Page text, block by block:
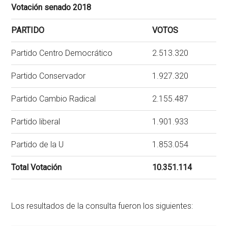
Votación senado 2018
PARTIDO VOTOS
Partido Centro Democrático 2.513.320
Partido Conservador 1.927.320
Partido Cambio Radical 2.155.487
Partido liberal 1.901.933
Partido de la U 1.853.054
Total Votación 10.351.114
Los resultados de la consulta fueron los siguientes: